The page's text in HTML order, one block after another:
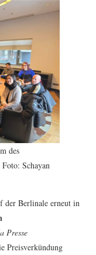
des
Schayan
der Berlinale erneut in
Presse
Preisverkündung